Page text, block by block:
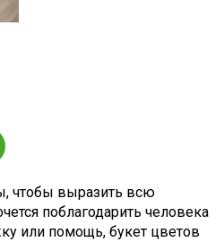
чтобы выразить всю
поблагодарить человека
или помощь, букет цветов